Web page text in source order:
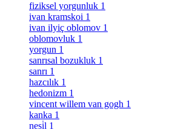
fiziksel yorgunluk 1
ivan kramskoi 1
ivan ilyiç oblomov 1
oblomovluk 1
yorgun 1
sanrısal bozukluk 1
sanrı 1
hazcılık 1
hedonizm 1
vincent willem van gogh 1
kanka 1
nesi̇l 1